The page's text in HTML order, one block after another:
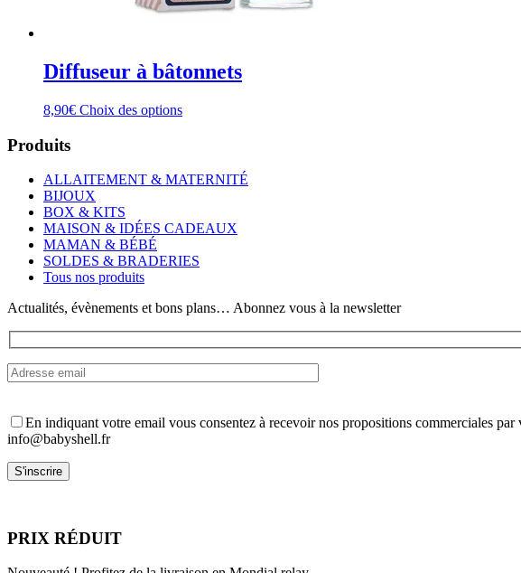
Diffuseur à bâtonnets
8,90€ Choix des optionsCe
variations.
Les
peuvent
être
choisies
sur
page
du
produit
Produits
ALLAITEMENT & MATERNITÉ
BIJOUX
BOX & KITS
MAISON & IDÉES CADEAUX
MAMAN & BÉBÉ
SOLDES & BRADERIES
Tous nos produits
Actualités, évènements et bons plans… Abonnez vous à la newsletter
En indiquant votre email vous consentez à recevoir nos propositions commerciales
info@babyshell.fr
PRIX RÉDUIT